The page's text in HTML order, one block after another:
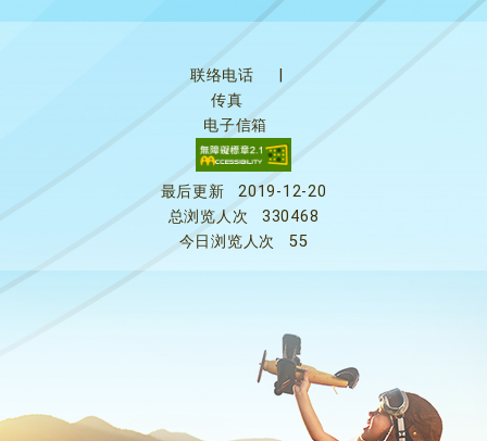
联络电话
传真
电子信箱
最后更新
2019-12-20
总浏览人次
330468
今日浏览人次
55